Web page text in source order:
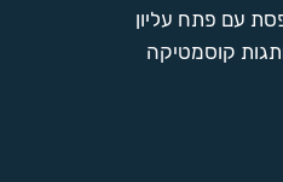
עם פתח עליון
קוסמטיקה